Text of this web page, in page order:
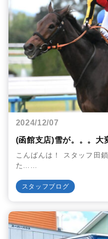
2024/12/07
(函館支店)雪が。。。大
こんばんは！ スタッフ田
た……
スタッフブログ